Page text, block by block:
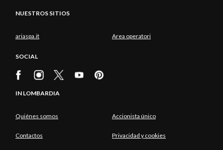
NUESTROS SITIOS
ariaspa.it Area operatori
SOCIAL
IN LOMBARDIA
Quiénes somos Accionista único
Contactos Privacidad y cookies